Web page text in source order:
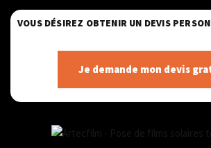
VOUS DÉSIREZ OBTENIR UN DEVIS
Je demande mon devis